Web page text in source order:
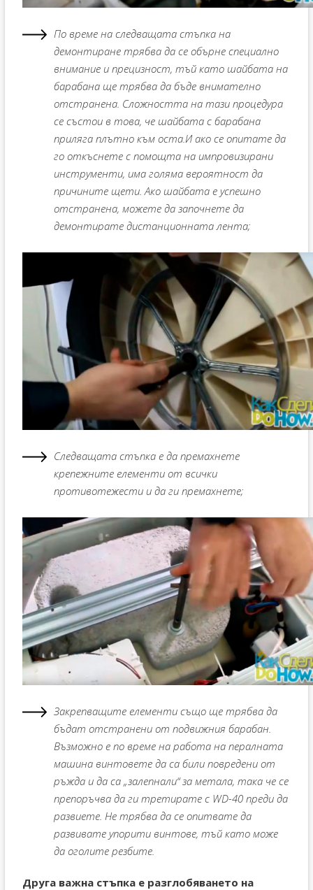
По време на следващата стъпка на
демонтиране трябва да се обърне специално
внимание и прецизност, тъй като шайбата на
барабана ще трябва да бъде внимателно
отстранена. Сложността на тази процедура
се състои в това, че шайбата с барабана
приляга плътно към оста.И ако се опитате да
го откъснете с помощта на импровизирани
инструменти, има голяма вероятност да
причините щети. Ако шайбата е успешно
отстранена, можете да започнете да
демонтирате дистанционната лента;
Следващата стъпка е да премахнете
крепежните елементи от всички
противотежести и да ги премахнете;
Закрепващите елементи също ще трябва да
бъдат отстранени от подвижния барабан.
Възможно е по време на работа на пералната
машина винтовете да са били повредени от
ръжда и да са „залепнали“ за метала, така че се
препоръчва да ги третирате с WD-40 преди да
развиете. Не трябва да се опитвате да
развивате упорити винтове, тъй като може
да оголите резбите.
Друга важна стъпка е разглобяването на